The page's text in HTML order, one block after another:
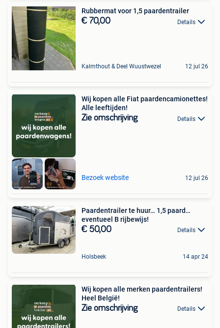
Rubbermat voor 1,5 paardentrailer
€ 70,00 Details
Kalmthout & Deel Wuustwezel 12 jul 26
Wij kopen alle Fiat paardencamionettes!
Alle leeftijden!
Zie omschrijving Details
Bezoek website 12 jul 26
Paardentrailer te huur… 1,5 paard…
eventueel B rijbewijs!
€ 50,00 Details
Holsbeek 14 apr 24
Wij kopen alle merken paardentrailers!
Heel België!
Zie omschrijving Details